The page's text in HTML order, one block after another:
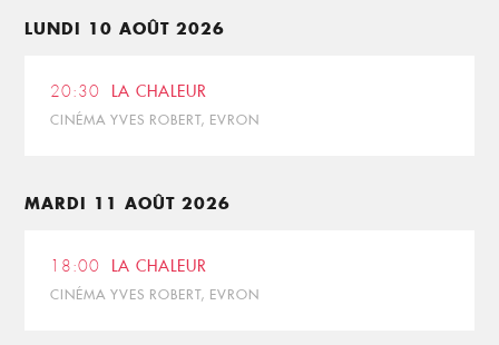
LUNDI 10 AOÛT 2026
20:30 LA CHALEUR
CINÉMA YVES ROBERT, EVRON
MARDI 11 AOÛT 2026
18:00 LA CHALEUR
CINÉMA YVES ROBERT, EVRON